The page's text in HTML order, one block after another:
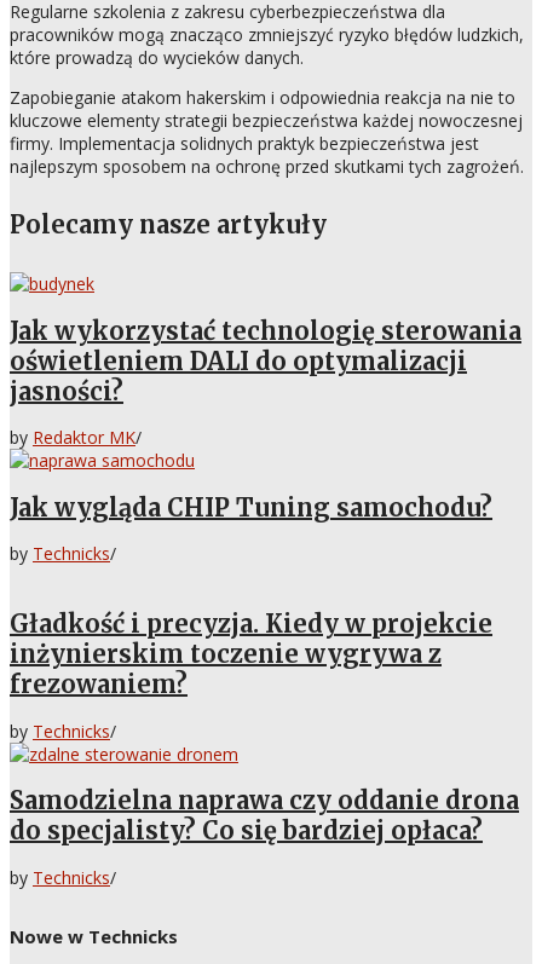
Regularne szkolenia z zakresu cyberbezpieczeństwa dla
pracowników mogą znacząco zmniejszyć ryzyko błędów ludzkich,
które prowadzą do wycieków danych.
Zapobieganie atakom hakerskim i odpowiednia reakcja na nie to
kluczowe elementy strategii bezpieczeństwa każdej nowoczesnej
firmy. Implementacja solidnych praktyk bezpieczeństwa jest
najlepszym sposobem na ochronę przed skutkami tych zagrożeń.
Polecamy nasze artykuły
Jak wykorzystać technologię sterowania
oświetleniem DALI do optymalizacji
jasności?
by Redaktor MK/
Jak wygląda CHIP Tuning samochodu?
by Technicks/
Gładkość i precyzja. Kiedy w projekcie
inżynierskim toczenie wygrywa z
frezowaniem?
by Technicks/
Samodzielna naprawa czy oddanie drona
do specjalisty? Co się bardziej opłaca?
by Technicks/
Nowe w Technicks